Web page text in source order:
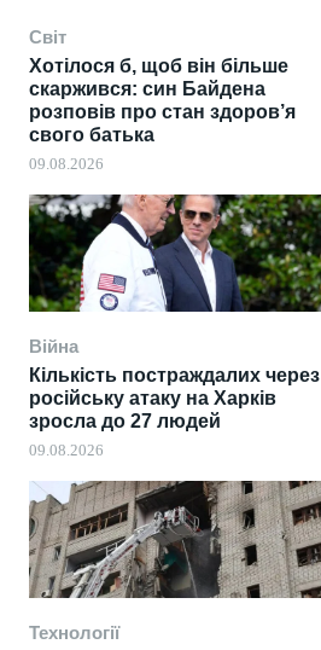
Світ
Хотілося б, щоб він більше
скаржився: син Байдена
розповів про стан здоров’я
свого батька
09.08.2026
Війна
Кількість постраждалих через
російську атаку на Харків
зросла до 27 людей
09.08.2026
Технології